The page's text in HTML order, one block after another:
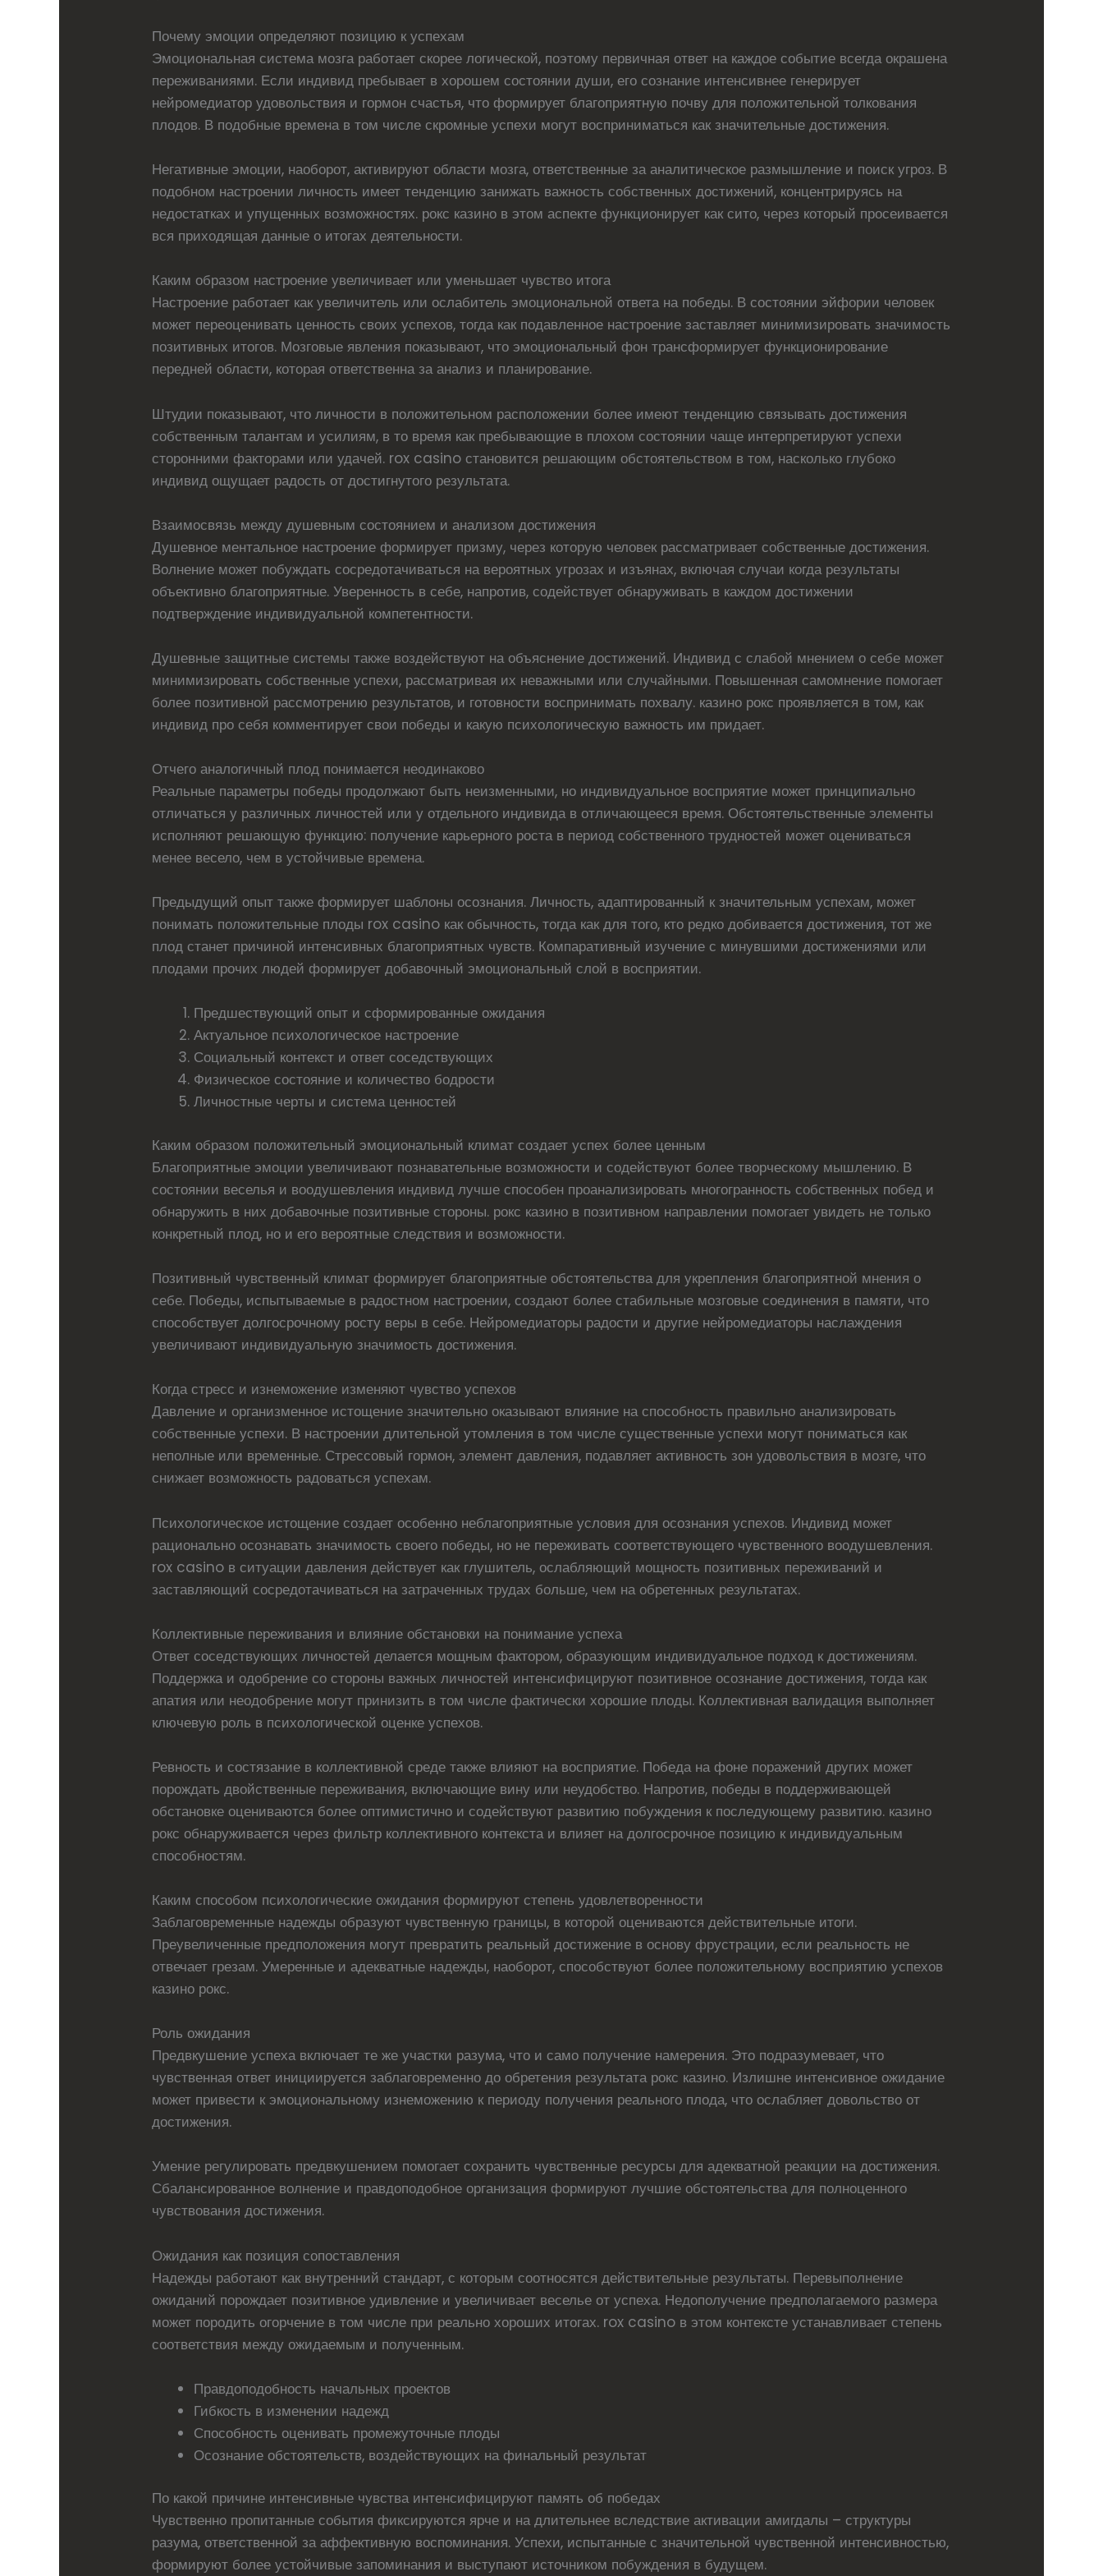
Почему эмоции определяют позицию к успехам
Эмоциональная система мозга работает скорее логической, поэтому первичная ответ на каждое событие всегда окрашена
переживаниями. Если индивид пребывает в хорошем состоянии души, его сознание интенсивнее генерирует
нейромедиатор удовольствия и гормон счастья, что формирует благоприятную почву для положительной толкования
плодов. В подобные времена в том числе скромные успехи могут восприниматься как значительные достижения.
Негативные эмоции, наоборот, активируют области мозга, ответственные за аналитическое размышление и поиск угроз. В
подобном настроении личность имеет тенденцию занижать важность собственных достижений, концентрируясь на
недостатках и упущенных возможностях. рокс казино в этом аспекте функционирует как сито, через который просеивается
вся приходящая данные о итогах деятельности.
Каким образом настроение увеличивает или уменьшает чувство итога
Настроение работает как увеличитель или ослабитель эмоциональной ответа на победы. В состоянии эйфории человек
может переоценивать ценность своих успехов, тогда как подавленное настроение заставляет минимизировать значимость
позитивных итогов. Мозговые явления показывают, что эмоциональный фон трансформирует функционирование
передней области, которая ответственна за анализ и планирование.
Штудии показывают, что личности в положительном расположении более имеют тенденцию связывать достижения
собственным талантам и усилиям, в то время как пребывающие в плохом состоянии чаще интерпретируют успехи
сторонними факторами или удачей. rox casino становится решающим обстоятельством в том, насколько глубоко
индивид ощущает радость от достигнутого результата.
Взаимосвязь между душевным состоянием и анализом достижения
Душевное ментальное настроение формирует призму, через которую человек рассматривает собственные достижения.
Волнение может побуждать сосредотачиваться на вероятных угрозах и изъянах, включая случаи когда результаты
объективно благоприятные. Уверенность в себе, напротив, содействует обнаруживать в каждом достижении
подтверждение индивидуальной компетентности.
Душевные защитные системы также воздействуют на объяснение достижений. Индивид с слабой мнением о себе может
минимизировать собственные успехи, рассматривая их неважными или случайными. Повышенная самомнение помогает
более позитивной рассмотрению результатов, и готовности воспринимать похвалу. казино рокс проявляется в том, как
индивид про себя комментирует свои победы и какую психологическую важность им придает.
Отчего аналогичный плод понимается неодинаково
Реальные параметры победы продолжают быть неизменными, но индивидуальное восприятие может принципиально
отличаться у различных личностей или у отдельного индивида в отличающееся время. Обстоятельственные элементы
исполняют решающую функцию: получение карьерного роста в период собственного трудностей может оцениваться
менее весело, чем в устойчивые времена.
Предыдущий опыт также формирует шаблоны осознания. Личность, адаптированный к значительным успехам, может
понимать положительные плоды rox casino как обычность, тогда как для того, кто редко добивается достижения, тот же
плод станет причиной интенсивных благоприятных чувств. Компаративный изучение с минувшими достижениями или
плодами прочих людей формирует добавочный эмоциональный слой в восприятии.
Предшествующий опыт и сформированные ожидания
Актуальное психологическое настроение
Социальный контекст и ответ соседствующих
Физическое состояние и количество бодрости
Личностные черты и система ценностей
Каким образом положительный эмоциональный климат создает успех более ценным
Благоприятные эмоции увеличивают познавательные возможности и содействуют более творческому мышлению. В
состоянии веселья и воодушевления индивид лучше способен проанализировать многогранность собственных побед и
обнаружить в них добавочные позитивные стороны. рокс казино в позитивном направлении помогает увидеть не только
конкретный плод, но и его вероятные следствия и возможности.
Позитивный чувственный климат формирует благоприятные обстоятельства для укрепления благоприятной мнения о
себе. Победы, испытываемые в радостном настроении, создают более стабильные мозговые соединения в памяти, что
способствует долгосрочному росту веры в себе. Нейромедиаторы радости и другие нейромедиаторы наслаждения
увеличивают индивидуальную значимость достижения.
Когда стресс и изнеможение изменяют чувство успехов
Давление и организменное истощение значительно оказывают влияние на способность правильно анализировать
собственные успехи. В настроении длительной утомления в том числе существенные успехи могут пониматься как
неполные или временные. Стрессовый гормон, элемент давления, подавляет активность зон удовольствия в мозге, что
снижает возможность радоваться успехам.
Психологическое истощение создает особенно неблагоприятные условия для осознания успехов. Индивид может
рационально осознавать значимость своего победы, но не переживать соответствующего чувственного воодушевления.
rox casino в ситуации давления действует как глушитель, ослабляющий мощность позитивных переживаний и
заставляющий сосредотачиваться на затраченных трудах больше, чем на обретенных результатах.
Коллективные переживания и влияние обстановки на понимание успеха
Ответ соседствующих личностей делается мощным фактором, образующим индивидуальное подход к достижениям.
Поддержка и одобрение со стороны важных личностей интенсифицируют позитивное осознание достижения, тогда как
апатия или неодобрение могут принизить в том числе фактически хорошие плоды. Коллективная валидация выполняет
ключевую роль в психологической оценке успехов.
Ревность и состязание в коллективной среде также влияют на восприятие. Победа на фоне поражений других может
порождать двойственные переживания, включающие вину или неудобство. Напротив, победы в поддерживающей
обстановке оцениваются более оптимистично и содействуют развитию побуждения к последующему развитию. казино
рокс обнаруживается через фильтр коллективного контекста и влияет на долгосрочное позицию к индивидуальным
способностям.
Каким способом психологические ожидания формируют степень удовлетворенности
Заблаговременные надежды образуют чувственную границы, в которой оцениваются действительные итоги.
Преувеличенные предположения могут превратить реальный достижение в основу фрустрации, если реальность не
отвечает грезам. Умеренные и адекватные надежды, наоборот, способствуют более положительному восприятию успехов
казино рокс.
Роль ожидания
Предвкушение успеха включает те же участки разума, что и само получение намерения. Это подразумевает, что
чувственная ответ инициируется заблаговременно до обретения результата рокс казино. Излишне интенсивное ожидание
может привести к эмоциональному изнеможению к периоду получения реального плода, что ослабляет довольство от
достижения.
Умение регулировать предвкушением помогает сохранить чувственные ресурсы для адекватной реакции на достижения.
Сбалансированное волнение и правдоподобное организация формируют лучшие обстоятельства для полноценного
чувствования достижения.
Ожидания как позиция сопоставления
Надежды работают как внутренний стандарт, с которым соотносятся действительные результаты. Перевыполнение
ожиданий порождает позитивное удивление и увеличивает веселье от успеха. Недополучение предполагаемого размера
может породить огорчение в том числе при реально хороших итогах. rox casino в этом контексте устанавливает степень
соответствия между ожидаемым и полученным.
Правдоподобность начальных проектов
Гибкость в изменении надежд
Способность оценивать промежуточные плоды
Осознание обстоятельств, воздействующих на финальный результат
По какой причине интенсивные чувства интенсифицируют память об победах
Чувственно пропитанные события фиксируются ярче и на длительнее вследствие активации амигдалы – структуры
разума, ответственной за аффективную воспоминания. Успехи, испытанные с значительной чувственной интенсивностью,
формируют более устойчивые запоминания и выступают источником побуждения в будущем.